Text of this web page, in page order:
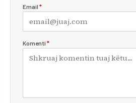
Email *
Komenti *